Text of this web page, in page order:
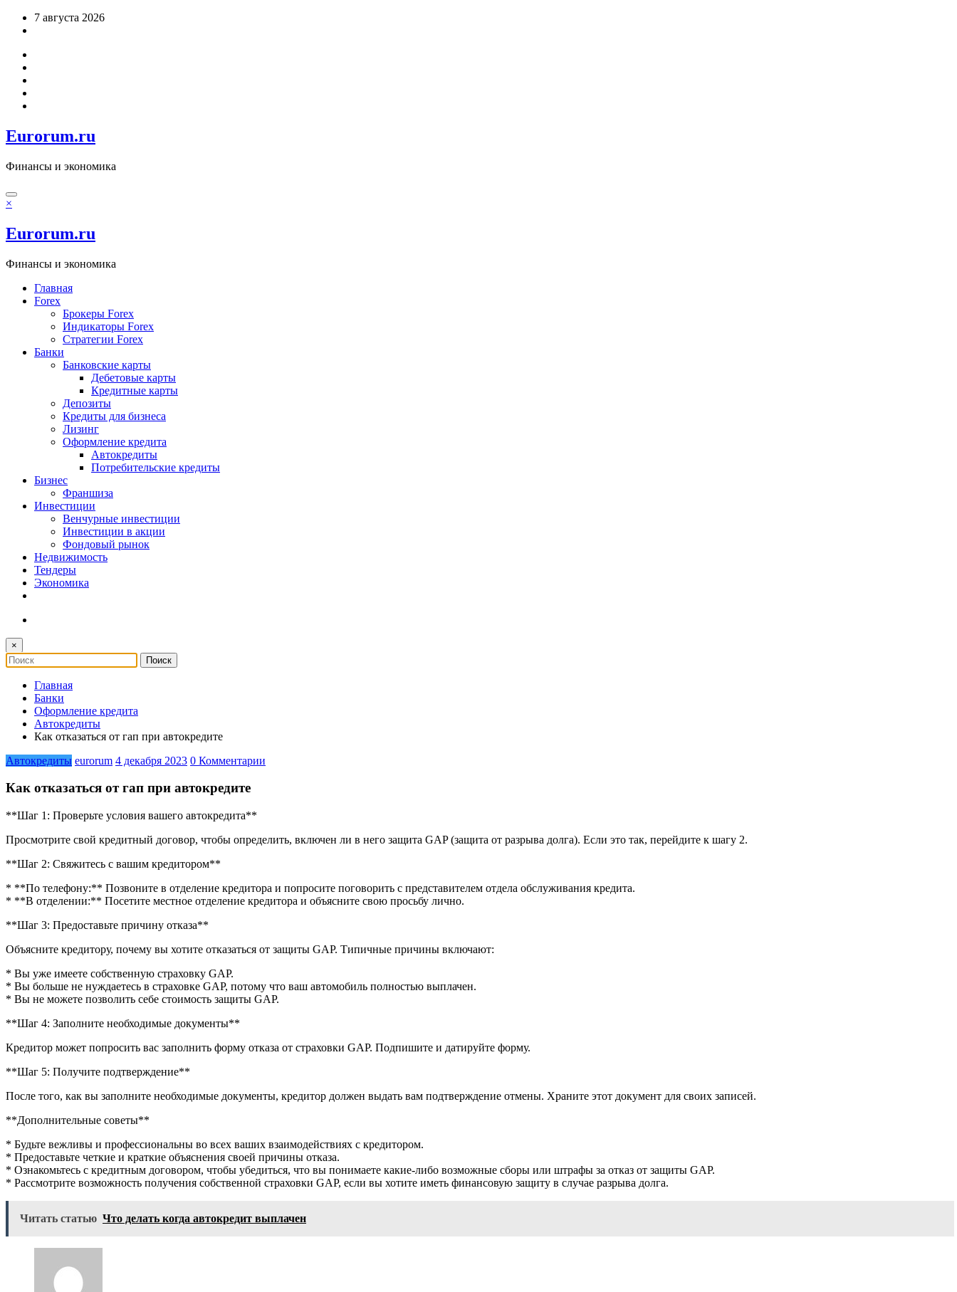
Перейти7 августа 2026
Eurorum.ru
Финансы и экономика
×
Eurorum.ru
Финансы и экономика
Главная
Forex
Брокеры Forex
Индикаторы Forex
Стратегии Forex
Банки
Банковские карты
Дебетовые карты
Кредитные карты
Депозиты
Кредиты для бизнеса
Лизинг
Оформление кредита
Автокредиты
Потребительские кредиты
Бизнес
Франшиза
Инвестиции
Венчурные инвестиции
Инвестиции в акции
Фондовый рынок
Недвижимость
Тендеры
Экономика
×
Главная
Банки
Оформление кредита
Автокредиты
Как отказаться от гап при автокредите
Автокредиты eurorum 4 декабря 2023 0 Комментарии
Как отказаться от гап при автокредите
**Шаг 1: Проверьте условия вашего автокредита**
Просмотрите свой кредитный договор, чтобы определить, включен ли в него защита GAP (защита от разрыва долга). Если это так, перейдите к шагу 2.
**Шаг 2: Свяжитесь с вашим кредитором**
* **По телефону:** Позвоните в отделение кредитора и попросите поговорить с представителем отдела обслуживания кредита.
* **В отделении:** Посетите местное отделение кредитора и объясните свою просьбу лично.
**Шаг 3: Предоставьте причину отказа**
Объясните кредитору, почему вы хотите отказаться от защиты GAP. Типичные причины включают:
* Вы уже имеете собственную страховку GAP.
* Вы больше не нуждаетесь в страховке GAP, потому что ваш автомобиль полностью выплачен.
* Вы не можете позволить себе стоимость защиты GAP.
**Шаг 4: Заполните необходимые документы**
Кредитор может попросить вас заполнить форму отказа от страховки GAP. Подпишите и датируйте форму.
**Шаг 5: Получите подтверждение**
После того, как вы заполните необходимые документы, кредитор должен выдать вам подтверждение отмены. Храните этот документ для своих записей.
**Дополнительные советы**
* Будьте вежливы и профессиональны во всех ваших взаимодействиях с кредитором.
* Предоставьте четкие и краткие объяснения своей причины отказа.
* Ознакомьтесь с кредитным договором, чтобы убедиться, что вы понимаете какие-либо возможные сборы или штрафы за отказ от защиты GAP.
* Рассмотрите возможность получения собственной страховки GAP, если вы хотите иметь финансовую защиту в случае разрыва долга.
Читать статью Что делать когда автокредит выплачен